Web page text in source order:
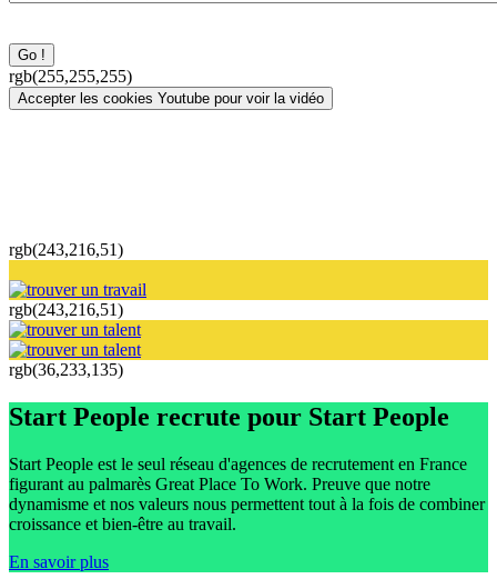
rgb(255,255,255)
Accepter les cookies Youtube pour voir la vidéo
rgb(243,216,51)
rgb(243,216,51)
rgb(36,233,135)
Start People recrute pour Start People
Start People est le seul réseau d'agences de recrutement en France
figurant au palmarès Great Place To Work. Preuve que notre
dynamisme et nos valeurs nous permettent tout à la fois de combiner
croissance et bien-être au travail.
En savoir plus